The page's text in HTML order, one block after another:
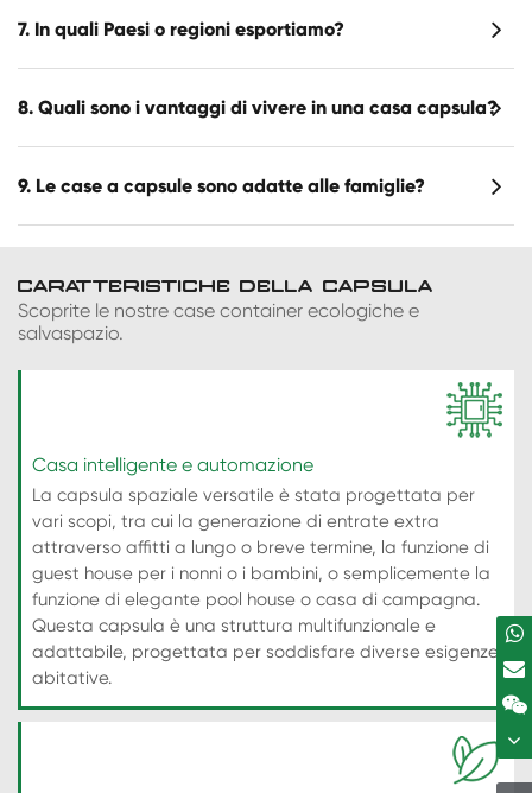
7. In quali Paesi o regioni esportiamo?
8. Quali sono i vantaggi di vivere in una casa capsula?
9. Le case a capsule sono adatte alle famiglie?
CARATTERISTICHE DELLA CAPSULA
Scoprite le nostre case container ecologiche e
salvaspazio.
Casa intelligente e automazione
La capsula spaziale versatile è stata progettata per
vari scopi, tra cui la generazione di entrate extra
attraverso affitti a lungo o breve termine, la funzione di
guest house per i nonni o i bambini, o semplicemente la
funzione di elegante pool house o casa di campagna.
Questa capsula è una struttura multifunzionale e
adattabile, progettata per soddisfare diverse esigenze
abitative.